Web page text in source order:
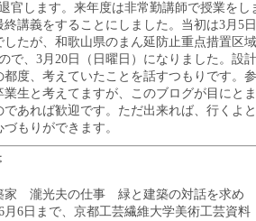
官します。来年度は非常勤講師で授業をし
講義をすることにしました。当初は3月5日
したが、和歌山県のまん延防止重点措置区域
で、3月20日（日曜日）になりました。設計
都度、考えていたことを話すつもりです。参
業生と考えてますが、このブログが目にとま
であれば歓迎です。ただ出来れば、行くよと
もりができます。
家 瀧光夫の仕事 緑と建築の対話を求め
月6日まで、京都工芸繊維大学美術工芸資料